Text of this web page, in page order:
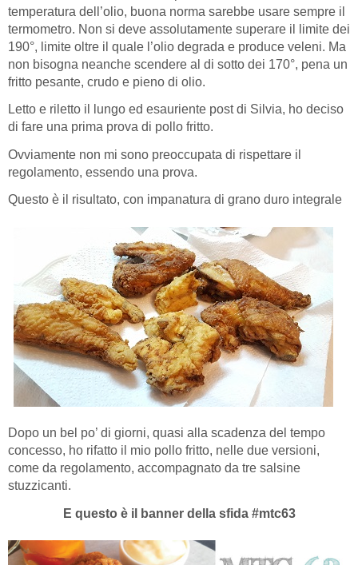
temperatura dell’olio, buona norma sarebbe usare sempre il
termometro. Non si deve assolutamente superare il limite dei
190°, limite oltre il quale l’olio degrada e produce veleni. Ma
non bisogna neanche scendere al di sotto dei 170°, pena un
fritto pesante, crudo e pieno di olio.
Letto e riletto il lungo ed esauriente post di Silvia, ho deciso
di fare una prima prova di pollo fritto.
Ovviamente non mi sono preoccupata di rispettare il
regolamento, essendo una prova.
Questo è il risultato, con impanatura di grano duro integrale
Dopo un bel po’ di giorni, quasi alla scadenza del tempo
concesso, ho rifatto il mio pollo fritto, nelle due versioni,
come da regolamento, accompagnato da tre salsine
stuzzicanti.
E questo è il banner della sfida #mtc63